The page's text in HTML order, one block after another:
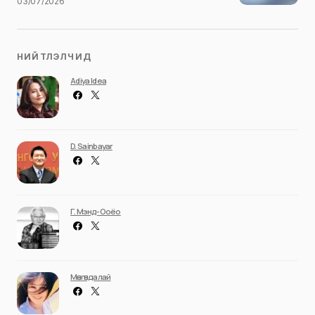
НИЙТЛЭЛЧИД
Adiya Idea
D. Sainbayar
Г. Мэнд-Ооёо
Мөнгөндалай